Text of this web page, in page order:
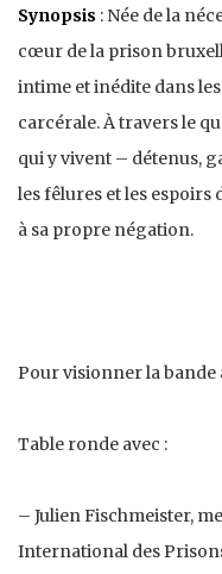
Synopsis : Née de la
cœur de la prison
intime et inédite dans
carcérale. À travers le
qui y vivent – détenus,
les fêlures et les espoirs
à sa propre négation.
Pour visionner la
Table ronde avec :
– Julien Fischmeister,
International des